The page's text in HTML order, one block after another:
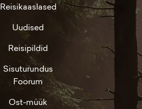
Reisikaaslased
Uudised
Reisipildid
Sisuturundus
Foorum
Ost-müük